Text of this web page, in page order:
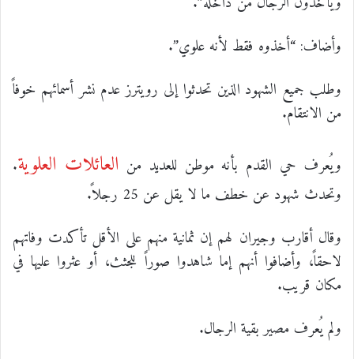
وأضاف: “أخذوه فقط لأنه علوي”.
وطلب جميع الشهود الذين تحدثوا إلى رويترز عدم نشر أسمائهم خوفاً
من الانتقام.
ويُعرف حي القدم بأنه موطن للعديد من العائلات العلوية.
وتحدث شهود عن خطف ما لا يقل عن 25 رجلاً.
وقال أقارب وجيران لهم إن ثمانية منهم على الأقل تأكدت وفاتهم
لاحقاً، وأضافوا أنهم إما شاهدوا صوراً للجثث، أو عثروا عليها في
مكان قريب.
ولم يُعرف مصير بقية الرجال.